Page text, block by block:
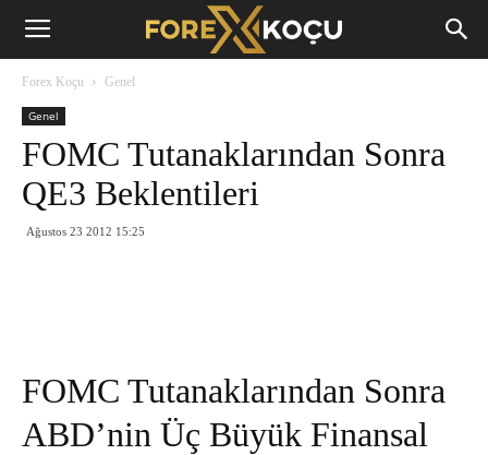
Forex
Forex Koçu Genel
Genel
FOMC Tutanaklarından Sonra
QE3 Beklentileri
Ağustos 23 2012 15:25
FOMC Tutanaklarından Sonra
ABD’nin Üç Büyük Finansal